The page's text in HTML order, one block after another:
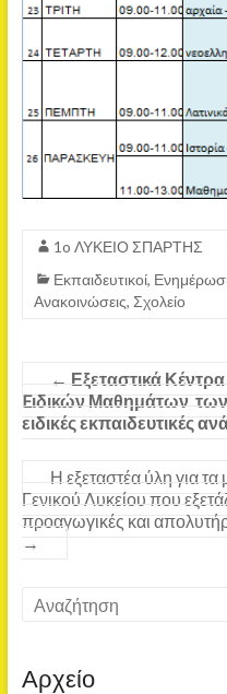
1o ΛΥΚΕΙΟ ΣΠΑΡΤΗΣ
Εκπαιδευτικοί,
Ανακοινώσεις, Σχολείο
← Εξεταστικά
Eιδικών Μαθημάτων
ειδικές εκπαιδευτικές
Η εξεταστέα ύλη για τα
Γενικού Λυκείου που
προαγωγικές και
→
Αρχείο